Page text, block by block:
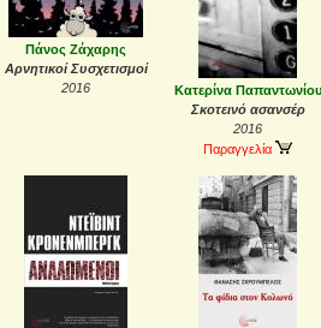
Πάνος Ζάχαρης
Αρνητικοί Συσχετισμοί
2016
Κατερίνα Παπαντωνίου
Σκοτεινό ασανσέρ
2016
Παραγγελία